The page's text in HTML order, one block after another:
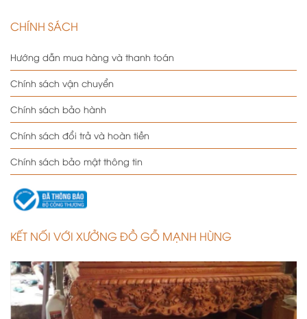
CHÍNH SÁCH
Hướng dẫn mua hàng và thanh toán
Chính sách vận chuyển
Chính sách bảo hành
Chính sách đổi trả và hoàn tiền
Chính sách bảo mật thông tin
KẾT NỐI VỚI XƯỞNG ĐỒ GỖ MẠNH HÙNG